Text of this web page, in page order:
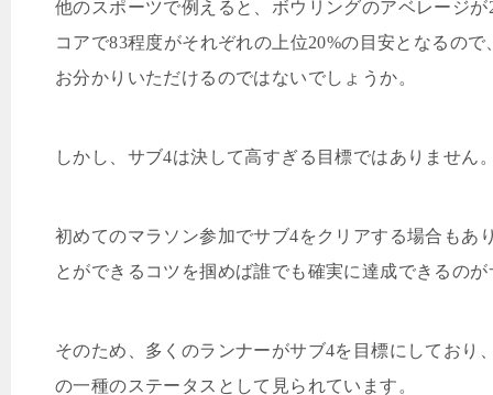
他のスポーツで例えると、ボウリングのアベレージが
コアで83程度がそれぞれの上位20%の目安となるので
お分かりいただけるのではないでしょうか。
しかし、サブ4は決して高すぎる目標ではありません
初めてのマラソン参加でサブ4をクリアする場合もあ
とができるコツを掴めば誰でも確実に達成できるのが
そのため、多くのランナーがサブ4を目標にしており
の一種のステータスとして見られています。